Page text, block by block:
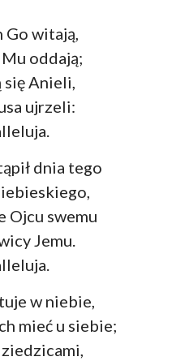
Go witają,
Mu oddają;
się Anieli,
ujrzeli:
dnia tego
Ojcu swemu
Jemu.
w niebie,
mieć u siebie;